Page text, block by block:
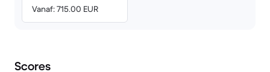
Vanaf: 715.00 EUR
Scores